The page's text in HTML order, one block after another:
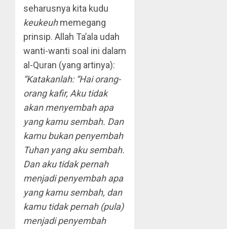
seharusnya kita kudu
keukeuhmemegang
prinsip. Allah Ta’ala udah
wanti-wanti soal ini dalam
al-Quran (yang artinya):
“Katakanlah: “Hai orang-
orang kafir, Aku tidak
akan menyembah apa
yang kamu sembah. Dan
kamu bukan penyembah
Tuhan yang aku sembah.
Dan aku tidak pernah
menjadi penyembah apa
yang kamu sembah, dan
kamu tidak pernah (pula)
menjadi penyembah